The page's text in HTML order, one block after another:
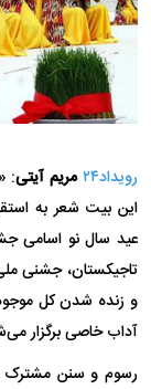
رویداد۲۴ مریم آیتی:
این بیت شعر به
عید سال نو اسامی
تاجیکستان، جشنی
و زنده شدن کل
آداب خاصی برگزار
رسوم و سنن مشترک